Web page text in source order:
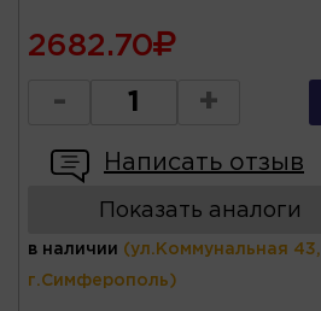
2682.70
- +
Написать отзыв
Показать аналоги
в наличии (ул.Коммунальная 43,
г.Симферополь)